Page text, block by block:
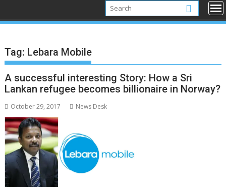
Tag: Lebara Mobile
A successful interesting Story: How a Sri
Lankan refugee becomes billionaire in Norway?
October 29, 2017 News Desk